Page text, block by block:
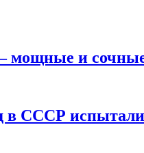
мощные и
в СССР